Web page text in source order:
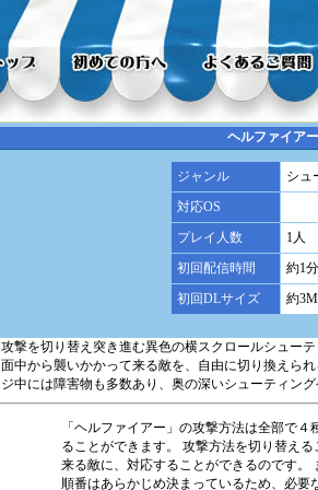
ヘルファイアー
ジャンル
シュ
対応OS
プレイ人数
1人
初回配信時間
約1
初回DLサイズ
約
攻撃を切り替え突き進む異色の横スクロールシュー
面中から襲いかかって来る敵を、自由に切り換えら
ジ中には障害物も多数あり、奥の深いシューティング
「ヘルファイアー」の攻撃方法は全部で４
ることができます。 攻撃方法を切り替え
来る敵に、対応することができるのです。
順番はあらかじめ決まっているため、必要